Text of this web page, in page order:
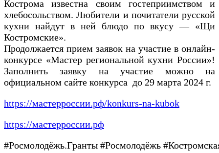
Кострома известна своим гостеприимством и
хлебосольством. Любители и почитатели русской
кухни найдут в ней блюдо по вкусу — «Щи
Костромские».
Продолжается прием заявок на участие в онлайн-
конкурсе «Мастер региональной кухни России»!
Заполнить заявку на участие можно на
официальном сайте конкурса до 29 марта 2024 г.
https://мастерроссии.рф/konkurs-na-kubok
https://мастерроссии.рф
#Росмолодёжь.Гранты #Росмолодёжь